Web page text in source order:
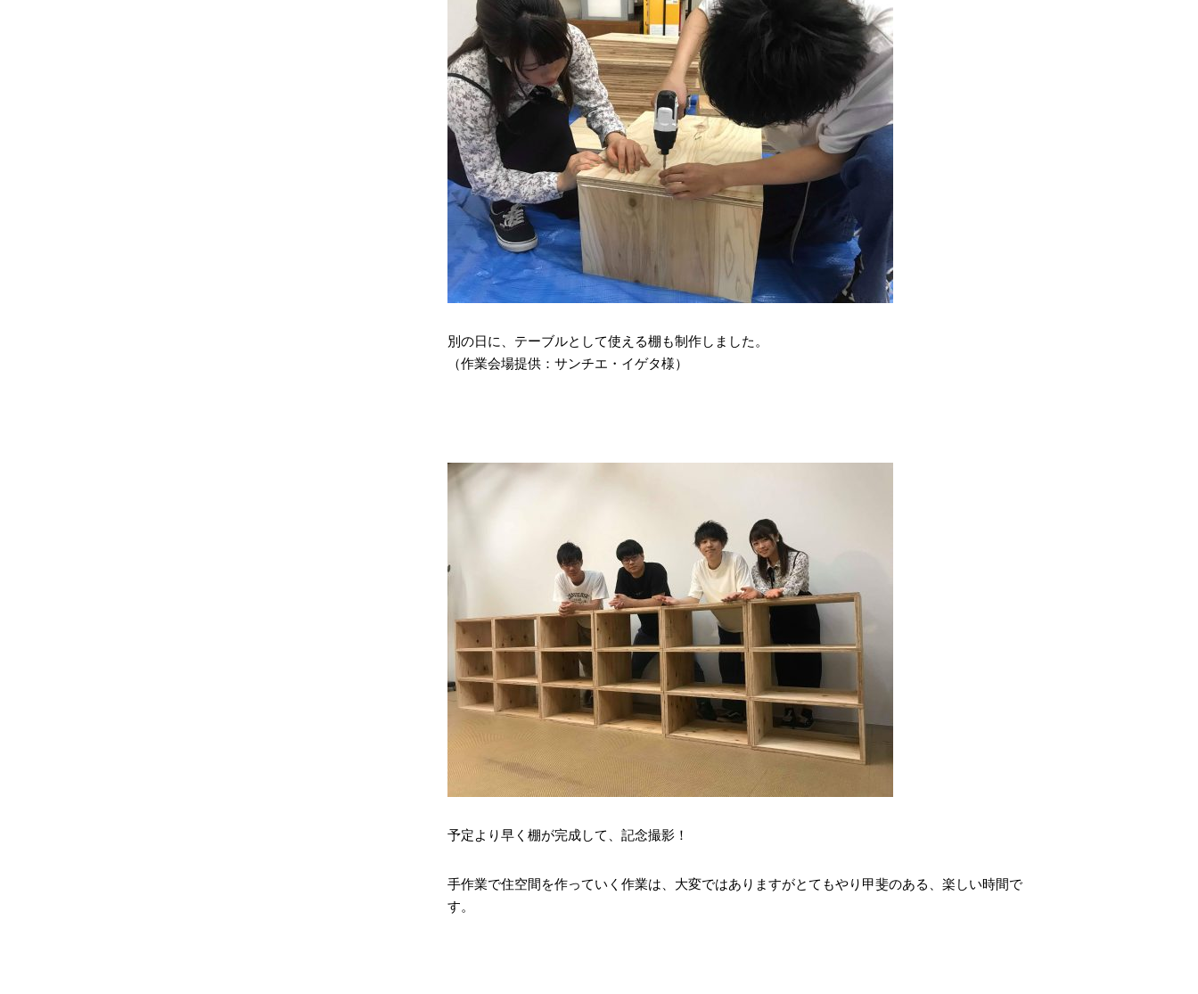
別の日に、テーブルとして使える棚も制作しました。
（作業会場提供：サンチエ・イゲタ様）
予定より早く棚が完成して、記念撮影！
手作業で住空間を作っていく作業は、大変ではありますがとてもやり甲斐のある、楽しい時間で
す。